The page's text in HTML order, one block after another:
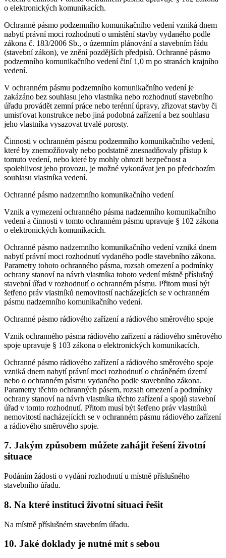
o elektronických komunikacích.
Ochranné pásmo podzemního komunikačního vedení vzniká dnem
nabytí právní moci rozhodnutí o umístění stavby vydaného podle
zákona č. 183/2006 Sb., o územním plánování a stavebním řádu
(stavební zákon), ve znění pozdějších předpisů. Ochranné pásmo
podzemního komunikačního vedení činí 1,0 m po stranách krajního
vedení.
V ochranném pásmu podzemního komunikačního vedení je
zakázáno bez souhlasu jeho vlastníka nebo rozhodnutí stavebního
úřadu provádět zemní práce nebo terénní úpravy, zřizovat stavby či
umisťovat konstrukce nebo jiná podobná zařízení a bez souhlasu
jeho vlastníka vysazovat trvalé porosty.
Činnosti v ochranném pásmu podzemního komunikačního vedení,
které by znemožňovaly nebo podstatně znesnadňovaly přístup k
tomuto vedení, nebo které by mohly ohrozit bezpečnost a
spolehlivost jeho provozu, je možné vykonávat jen po předchozím
souhlasu vlastníka vedení.
Ochranné pásmo nadzemního komunikačního vedení
Vznik a vymezení ochranného pásma nadzemního komunikačního
vedení a činnosti v tomto ochranném pásmu upravuje § 102 zákona
o elektronických komunikacích.
Ochranné pásmo nadzemního komunikačního vedení vzniká dnem
nabytí právní moci rozhodnutí vydaného podle stavebního zákona.
Parametry tohoto ochranného pásma, rozsah omezení a podmínky
ochrany stanoví na návrh vlastníka tohoto vedení místně příslušný
stavební úřad v rozhodnutí o ochranném pásmu. Přitom musí být
šetřeno práv vlastníků nemovitostí nacházejících se v ochranném
pásmu nadzemního komunikačního vedení.
Ochranné pásmo rádiového zařízení a rádiového směrového spoje
Vznik ochranného pásma rádiového zařízení a rádiového směrového
spoje upravuje § 103 zákona o elektronických komunikacích.
Ochranné pásmo rádiového zařízení a rádiového směrového spoje
vzniká dnem nabytí právní moci rozhodnutí o chráněném území
nebo o ochranném pásmu vydaného podle stavebního zákona.
Parametry těchto ochranných pásem, rozsah omezení a podmínky
ochrany stanoví na návrh vlastníka těchto zařízení a spojů stavební
úřad v tomto rozhodnutí. Přitom musí být šetřeno práv vlastníků
nemovitostí nacházejících se v ochranném pásmu rádiového zařízení
a rádiového směrového spoje.
7. Jakým způsobem můžete zahájit řešení životní
situace
Podáním žádosti o vydání rozhodnutí u místně příslušného
stavebního úřadu.
8. Na které instituci životní situaci řešit
Na místně příslušném stavebním úřadu.
10. Jaké doklady je nutné mít s sebou